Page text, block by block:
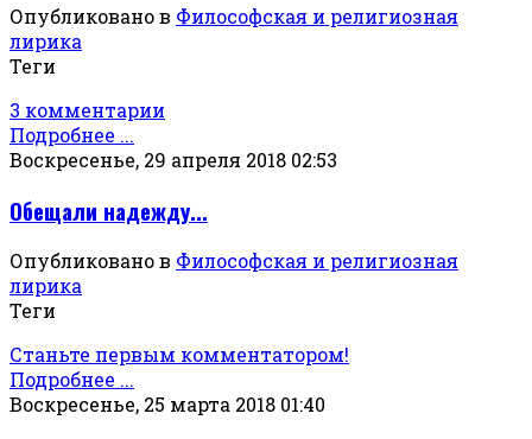
Опубликовано в Философская и религиозная
лирика
Теги
3 комментарии
Подробнее ...
Воскресенье, 29 апреля 2018 02:53
Обещали надежду...
Опубликовано в Философская и религиозная
лирика
Теги
Станьте первым комментатором!
Подробнее ...
Воскресенье, 25 марта 2018 01:40